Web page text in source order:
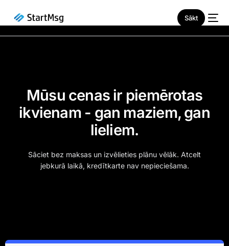
Sākt
Mūsu cenas ir piemērotas
ikvienam - gan maziem, gan
lieliem.
Sāciet bez maksas un izvēlieties plānu vēlāk. Atcelt
jebkurā laikā, kredītkarte nav nepieciešama.
JAUNS